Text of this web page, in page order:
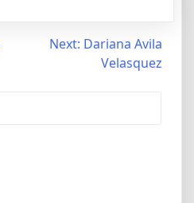
Next: Dariana Avila
Velasquez